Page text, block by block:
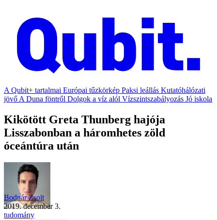
A Qubit+ tartalmai Európai tűzkörkép Paksi leállás Kutatóhálózati
jövő A Duna föntről Dolgok a víz alól Vízszintszabályozás Jó iskola
Kikötött Greta Thunberg hajója
Lisszabonban a háromhetes zöld
óceántúra után
Bodnár Zsolt
2019. december 3.
tudomány